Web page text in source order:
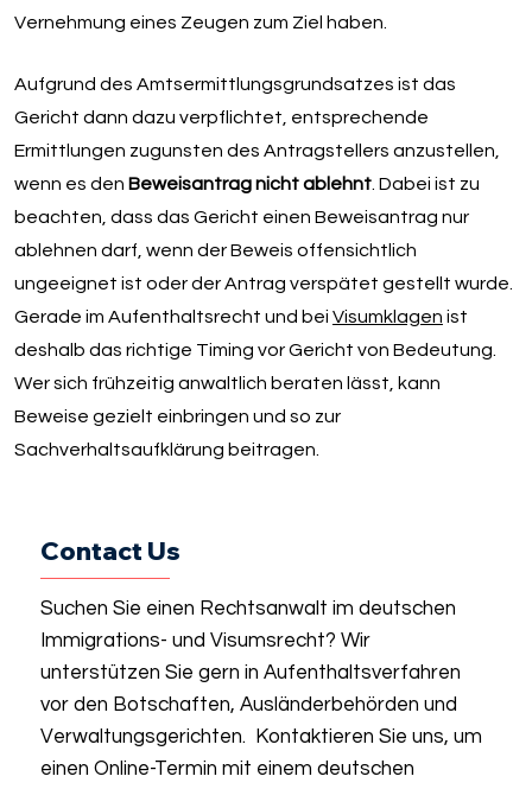
Vernehmung eines Zeugen zum Ziel haben.
Aufgrund des Amtsermittlungsgrundsatzes ist das
Gericht dann dazu verpflichtet, entsprechende
Ermittlungen zugunsten des Antragstellers anzustellen,
wenn es den Beweisantrag nicht ablehnt. Dabei ist zu
beachten, dass das Gericht einen Beweisantrag nur
ablehnen darf, wenn der Beweis offensichtlich
ungeeignet ist oder der Antrag verspätet gestellt wurde.
Gerade im Aufenthaltsrecht und bei Visumklagen ist
deshalb das richtige Timing vor Gericht von Bedeutung.
Wer sich frühzeitig anwaltlich beraten lässt, kann
Beweise gezielt einbringen und so zur
Sachverhaltsaufklärung beitragen.
Contact Us
Suchen Sie einen Rechtsanwalt im deutschen
Immigrations- und Visumsrecht? Wir
unterstützen Sie gern in Aufenthaltsverfahren
vor den Botschaften, Ausländerbehörden und
Verwaltungsgerichten. Kontaktieren Sie uns, um
einen Online-Termin mit einem deutschen